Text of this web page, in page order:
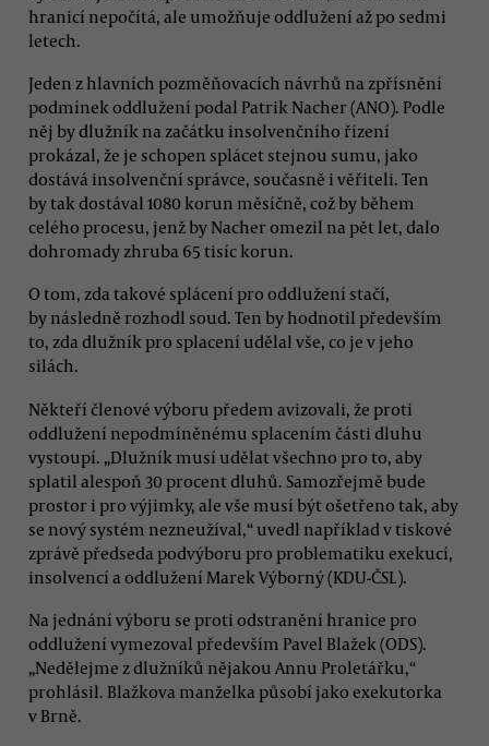
hranicí nepočítá, ale umožňuje oddlužení až po sedmi
letech.
Jeden z hlavních pozměňovacích návrhů na zpřísnění
podmínek oddlužení podal Patrik Nacher (ANO). Podle
něj by dlužník na začátku insolvenčního řízení
prokázal, že je schopen splácet stejnou sumu, jako
dostává insolvenční správce, současně i věřiteli. Ten
by tak dostával 1080 korun měsíčně, což by během
celého procesu, jenž by Nacher omezil na pět let, dalo
dohromady zhruba 65 tisíc korun.
O tom, zda takové splácení pro oddlužení stačí,
by následně rozhodl soud. Ten by hodnotil především
to, zda dlužník pro splacení udělal vše, co je v jeho
silách.
Někteří členové výboru předem avizovali, že proti
oddlužení nepodmíněnému splacením části dluhu
vystoupí. „Dlužník musí udělat všechno pro to, aby
splatil alespoň 30 procent dluhů. Samozřejmě bude
prostor i pro výjimky, ale vše musí být ošetřeno tak, aby
se nový systém nezneužíval,“ uvedl například v tiskové
zprávě předseda podvýboru pro problematiku exekucí,
insolvencí a oddlužení Marek Výborný (KDU-ČSL).
Na jednání výboru se proti odstranění hranice pro
oddlužení vymezoval především Pavel Blažek (ODS).
„Nedělejme z dlužníků nějakou Annu Proletářku,“
prohlásil. Blažkova manželka působí jako exekutorka
v Brně.